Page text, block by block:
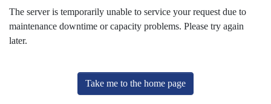
The server is temporarily unable to service your request due to
maintenance downtime or capacity problems. Please try again
later.
Take me to the home page